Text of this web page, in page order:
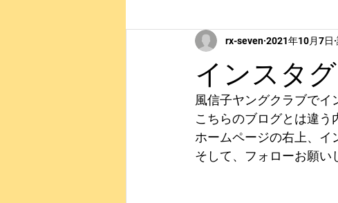
インスタ
rx-seven 2021年10月7日
風信子ヤングクラブでイ
こちらのブログとは違う
ホームページの右上、イ
そして、フォローお願い